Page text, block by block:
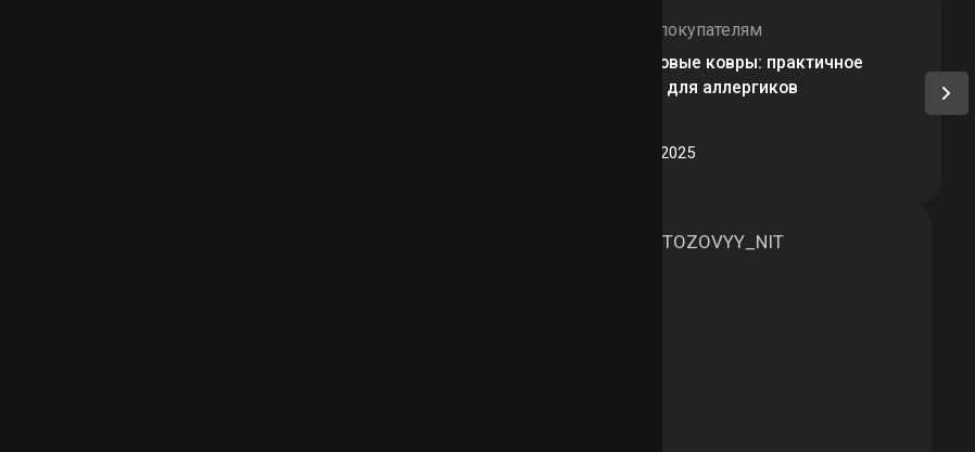
Советы покупателям
2 января 2025
Безворсовые ковры: практичное
решение для аллергиков